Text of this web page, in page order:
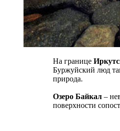
На границе
Буржуйский люд
природа.
Озеро Байкал –
поверхности